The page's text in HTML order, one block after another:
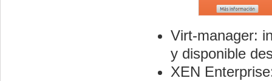
Virt-manager:
y disponible
XEN